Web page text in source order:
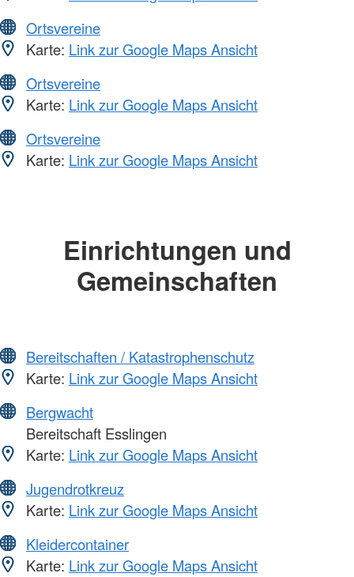
Ortsvereine
Karte: Link zur Google Maps Ansicht
Ortsvereine
Karte: Link zur Google Maps Ansicht
Ortsvereine
Karte: Link zur Google Maps Ansicht
Einrichtungen und
Gemeinschaften
Bereitschaften / Katastrophenschutz
Karte: Link zur Google Maps Ansicht
Bergwacht
Bereitschaft Esslingen
Karte: Link zur Google Maps Ansicht
Jugendrotkreuz
Karte: Link zur Google Maps Ansicht
Kleidercontainer
Karte: Link zur Google Maps Ansicht